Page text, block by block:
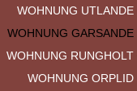
WOHNUNG UTLANDE
WOHNUNG GARSANDE
WOHNUNG RUNGHOLT
WOHNUNG ORPLID